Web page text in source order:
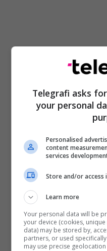
Telegrafi asks
your personal
Personalised
content
services
Store and/or
Learn more
Your personal data will be
your device (cookies,
data) may be stored by,
partners, or used
may use precise